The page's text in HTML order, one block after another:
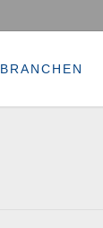
BRANCHEN